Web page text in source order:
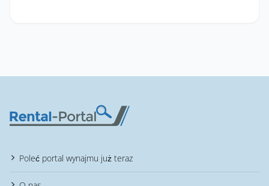
Poleć portal wynajmu już teraz